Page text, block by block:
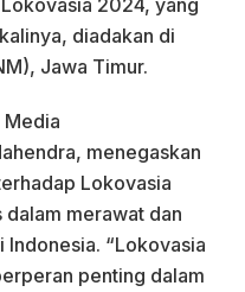
2024, yang
diadakan di
Jawa Timur.
Media
menegaskan
Lokovasia
merawat dan
“Lokovasia
penting dalam